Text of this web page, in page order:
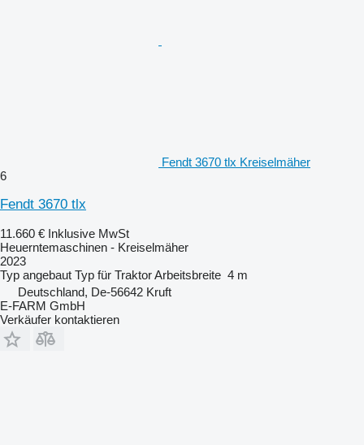
Fendt 3670 tlx Kreiselmäher
6
Fendt 3670 tlx
11.660 € Inklusive MwSt
Heuerntemaschinen - Kreiselmäher
2023
Typ angebaut Typ für TraktorArbeitsbreite 4 m
Deutschland, De-56642 Kruft
E-FARM GmbH
Verkäufer kontaktieren